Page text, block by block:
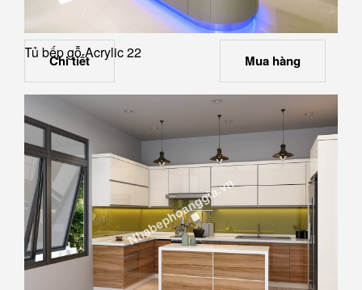
Tủ bếp gỗ Acrylic 22
Chi tiết Mua hàng